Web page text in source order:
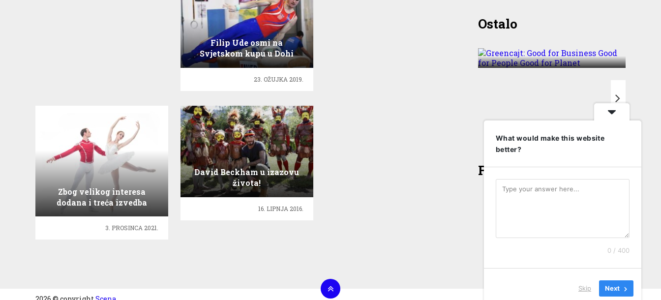
Filip Ude osmi na
Svjetskom kupu u Dohi
23. OŽUJKA 2019.
Zbog velikog interesa
dodana i treća izvedba
3. PROSINCA 2021.
David Beckham u izazovu
života!
16. LIPNJA 2016.
OstaloGreencajt: Good for
Business Good for People
Face
What would make this website
better?
0 / 400
Skip Next